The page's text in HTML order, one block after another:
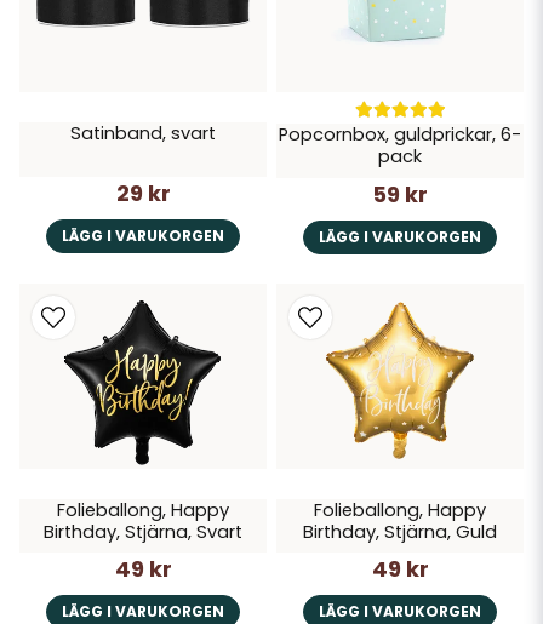
Satinband, svart
29 kr
LÄGG I VARUKORGEN
Popcornbox, guldprickar, 6-
pack
59 kr
LÄGG I VARUKORGEN
Folieballong, Happy
Birthday, Stjärna, Svart
49 kr
LÄGG I VARUKORGEN
Folieballong, Happy
Birthday, Stjärna, Guld
49 kr
LÄGG I VARUKORGEN